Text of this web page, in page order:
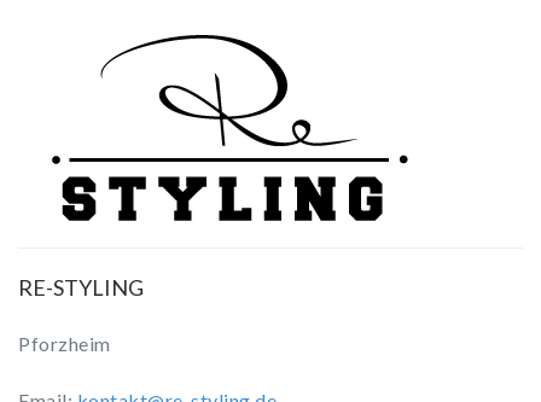
RE-STYLING
Pforzheim